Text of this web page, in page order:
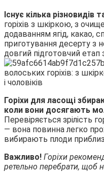
Існує кілька різновидів
горіхів з шкіркою, з
додаванням ягід, какао,
приготування десерту з
довгий підготовчий етап
Горіхи для ласощі
коли вони досягають
Перевіряється зрілість
— вона повинна легко
вибирають плоди
Важливо! Горіхи
ретельно перебрати, щоб